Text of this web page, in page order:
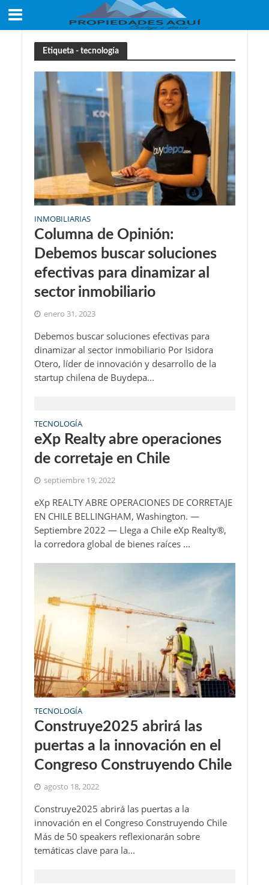
Etiqueta - tecnología
INMOBILIARIAS
Columna de Opinión:
Debemos buscar soluciones
efectivas para dinamizar al
sector inmobiliario
enero 31, 2023
Debemos buscar soluciones efectivas para
dinamizar al sector inmobiliario Por Isidora
Otero, líder de innovación y desarrollo de la
startup chilena de Buydepa...
TECNOLOGÍA
eXp Realty abre operaciones
de corretaje en Chile
septiembre 19, 2022
eXp REALTY ABRE OPERACIONES DE CORRETAJE
EN CHILE BELLINGHAM, Washington. —
Septiembre 2022 — Llega a Chile eXp Realty®,
la corredora global de bienes raíces ...
TECNOLOGÍA
Construye2025 abrirá las
puertas a la innovación en el
Congreso Construyendo Chile
agosto 18, 2022
Construye2025 abrirá las puertas a la
innovación en el Congreso Construyendo Chile
Más de 50 speakers reflexionarán sobre
temáticas clave para la...